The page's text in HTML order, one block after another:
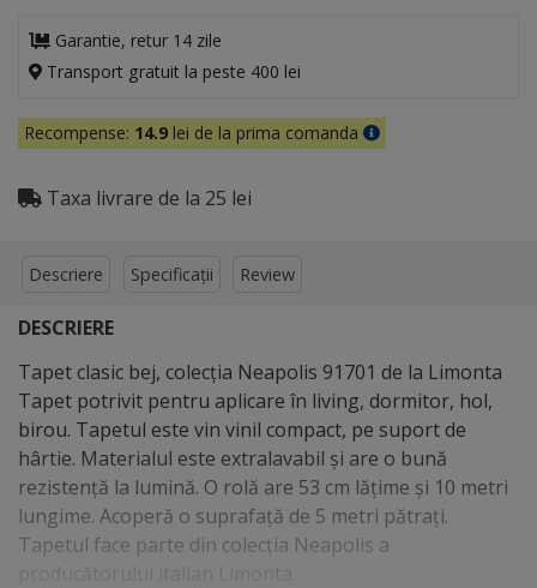
Garantie, retur 14 zile
Transport gratuit la peste 400 lei
Recompense: 14.9 lei de la prima comanda
Taxa livrare de la 25 lei
Descriere Specificații Review
DESCRIERE
Tapet clasic bej, colecţia Neapolis 91701 de la Limonta
Tapet potrivit pentru aplicare în living, dormitor, hol,
birou. Tapetul este vin vinil compact, pe suport de
hârtie. Materialul este extralavabil şi are o bună
rezistenţă la lumină. O rolă are 53 cm lăţime şi 10 metri
lungime. Acoperă o suprafaţă de 5 metri pătraţi.
Tapetul face parte din colecţia Neapolis a
producătorului italian Limonta.